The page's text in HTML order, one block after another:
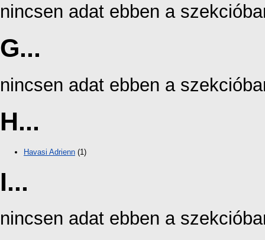
nincsen adat ebben a
G...
nincsen adat ebben a
H...
Havasi Adrienn (1)
I...
nincsen adat ebben a